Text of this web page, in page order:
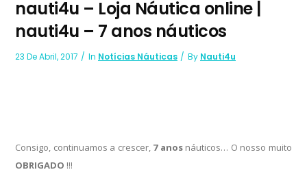
nauti4u – Loja Náutica online |
nauti4u – 7 anos náuticos
23 De Abril, 2017 In Notícias Náuticas By Nauti4u
Consigo, continuamos a crescer, 7 anosnáuticos… O nosso muito
OBRIGADO !!!